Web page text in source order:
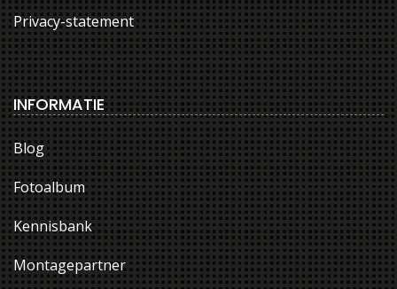
Privacy-statement
INFORMATIE
Blog
Fotoalbum
Kennisbank
Montagepartner